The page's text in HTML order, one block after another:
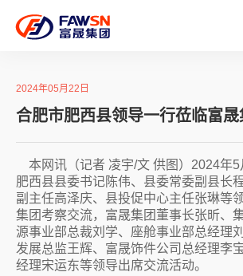
2024年05月22日
合肥市肥西县领导一行莅临富
本网讯（记者 凌宇/文 供图）2024年5
肥西县县委书记陈伟、县委常委副县长
副主任高泽庆、县投促中心主任张琳等
集团考察交流，富晟集团董事长张昕、
源事业部总裁刘学、座舱事业部总经理
发展总监王辉、富晟饰件公司总经理李
经理宋运东等领导出席交流活动。